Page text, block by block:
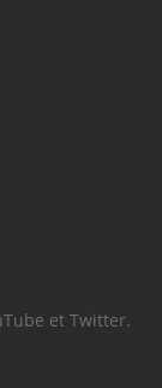
et Twitter.